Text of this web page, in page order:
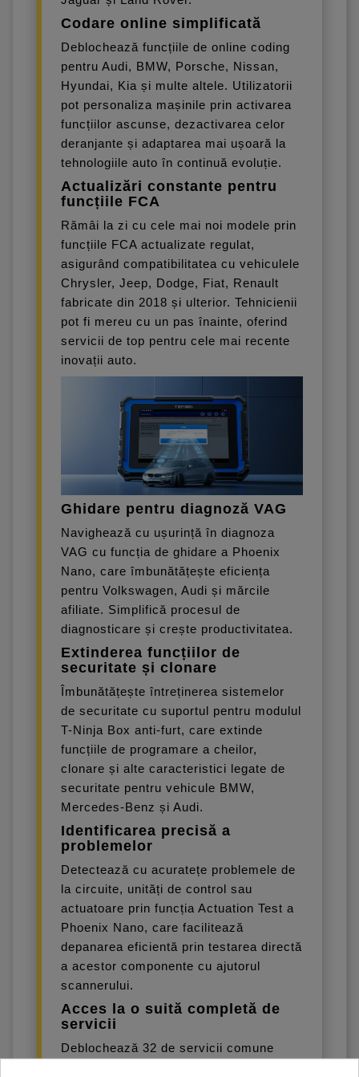
Codare online simplificată
Deblochează funcțiile de online coding
pentru Audi, BMW, Porsche, Nissan,
Hyundai, Kia și multe altele. Utilizatorii
pot personaliza mașinile prin activarea
funcțiilor ascunse, dezactivarea celor
deranjante și adaptarea mai ușoară la
tehnologiile auto în continuă evoluție.
Actualizări constante pentru
funcțiile FCA
Rămâi la zi cu cele mai noi modele prin
funcțiile FCA actualizate regulat,
asigurând compatibilitatea cu vehiculele
Chrysler, Jeep, Dodge, Fiat, Renault
fabricate din 2018 și ulterior. Tehnicienii
pot fi mereu cu un pas înainte, oferind
servicii de top pentru cele mai recente
inovații auto.
Ghidare pentru diagnoză VAG
Navighează cu ușurință în diagnoza
VAG cu funcția de ghidare a Phoenix
Nano, care îmbunătățește eficiența
pentru Volkswagen, Audi și mărcile
afiliate. Simplifică procesul de
diagnosticare și crește productivitatea.
Extinderea funcțiilor de
securitate și clonare
Îmbunătățește întreținerea sistemelor
de securitate cu suportul pentru modulul
T-Ninja Box anti-furt, care extinde
funcțiile de programare a cheilor,
clonare și alte caracteristici legate de
securitate pentru vehicule BMW,
Mercedes-Benz și Audi.
Identificarea precisă a
problemelor
Detectează cu acuratețe problemele de
la circuite, unități de control sau
actuatoare prin funcția Actuation Test a
Phoenix Nano, care facilitează
depanarea eficientă prin testarea directă
a acestor componente cu ajutorul
scannerului.
Acces la o suită completă de
servicii
Deblochează 32 de servicii comune